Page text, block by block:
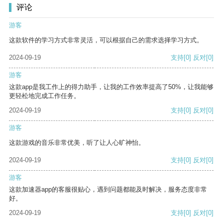
评论
游客
这款软件的学习方式非常灵活，可以根据自己的需求选择学习方式。
2024-09-19 支持[0] 反对[0]
游客
这款app是我工作上的得力助手，让我的工作效率提高了50%，让我能够
更轻松地完成工作任务。
2024-09-19
支持[0] 反对[0]
游客
这款游戏的音乐非常优美，听了让人心旷神怡。
2024-09-19 支持[0] 反对[0]
游客
这款加速器app的客服很贴心，遇到问题都能及时解决，服务态度非常
好。
2024-09-19
支持[0] 反对[0]